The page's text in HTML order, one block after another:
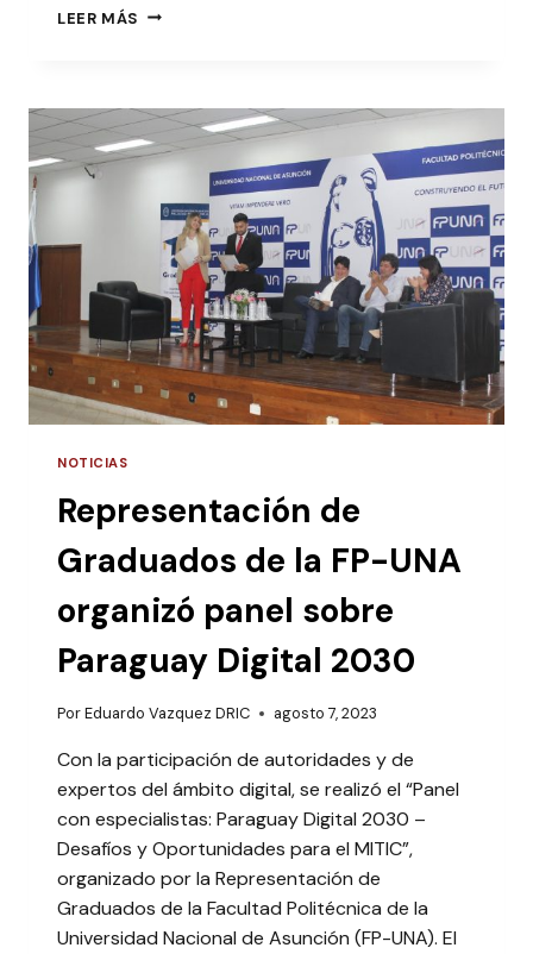
LEER MÁS ENCUENTRO
EDUCACIÓN
PAÍS
NOTICIAS
Representación de
Graduados de la FP-UNA
organizó panel sobre
Paraguay Digital 2030
PorEduardo Vazquez DRIC agosto 7, 2023
Con la participación de autoridades y de
expertos del ámbito digital, se realizó el “Panel
con especialistas: Paraguay Digital 2030 –
Desafíos y Oportunidades para el MITIC”,
organizado por la Representación de
Graduados de la Facultad Politécnica de la
Universidad Nacional de Asunción (FP-UNA). El